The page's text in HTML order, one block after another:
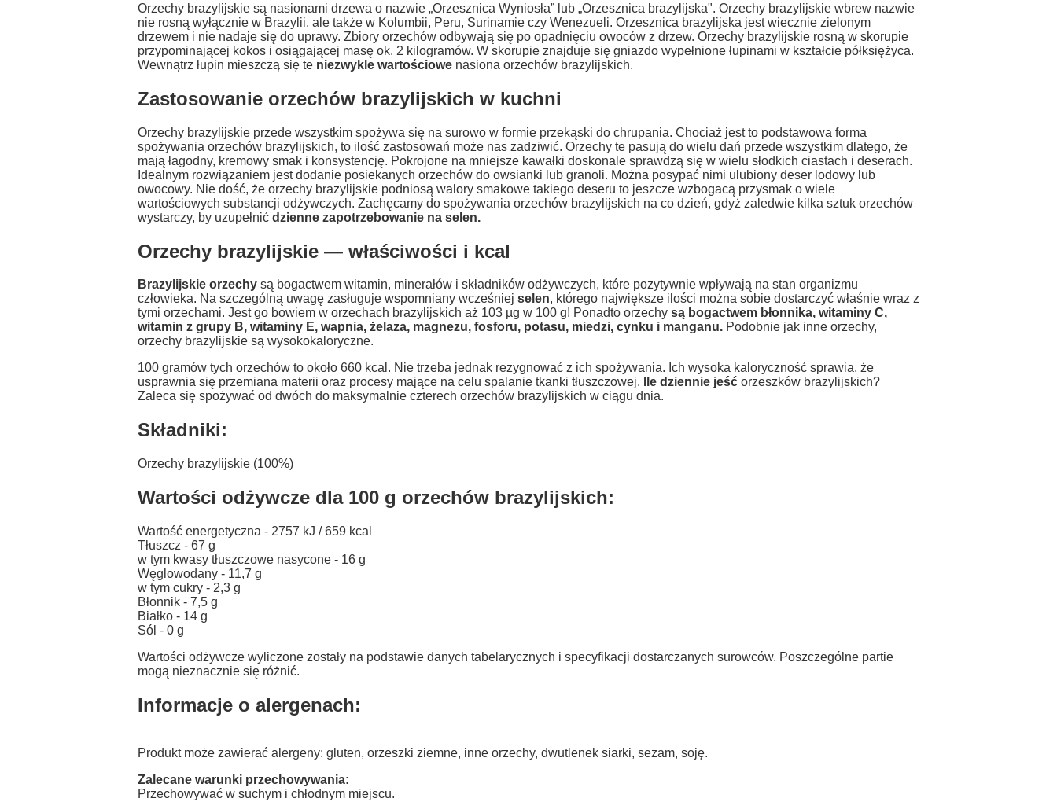
Orzechy brazylijskie są nasionami drzewa o nazwie „Orzesznica Wyniosła” lub „Orzesznica brazylijska". Orzechy brazylijskie wbrew nazwie
nie rosną wyłącznie w Brazylii, ale także w Kolumbii, Peru, Surinamie czy Wenezueli. Orzesznica brazylijska jest wiecznie zielonym
drzewem i nie nadaje się do uprawy. Zbiory orzechów odbywają się po opadnięciu owoców z drzew. Orzechy brazylijskie rosną w skorupie
przypominającej kokos i osiągającej masę ok. 2 kilogramów. W skorupie znajduje się gniazdo wypełnione łupinami w kształcie półksiężyca.
Wewnątrz łupin mieszczą się te niezwykle wartościowenasiona orzechów brazylijskich.
Zastosowanie orzechów brazylijskich w kuchni
Orzechy brazylijskie przede wszystkim spożywa się na surowo w formie przekąski do chrupania. Chociaż jest to podstawowa forma
spożywania orzechów brazylijskich, to ilość zastosowań może nas zadziwić. Orzechy te pasują do wielu dań przede wszystkim dlatego, że
mają łagodny, kremowy smak i konsystencję. Pokrojone na mniejsze kawałki doskonale sprawdzą się w wielu słodkich ciastach i deserach.
Idealnym rozwiązaniem jest dodanie posiekanych orzechów do owsianki lub granoli. Można posypać nimi ulubiony deser lodowy lub
owocowy. Nie dość, że orzechy brazylijskie podniosą walory smakowe takiego deseru to jeszcze wzbogacą przysmak o wiele
wartościowych substancji odżywczych. Zachęcamy do spożywania orzechów brazylijskich na co dzień, gdyż zaledwie kilka sztuk orzechów
wystarczy, by uzupełnić dzienne zapotrzebowanie na selen.
Orzechy brazylijskie — właściwości i kcal
Brazylijskie orzechysą bogactwem witamin, minerałów i składników odżywczych, które pozytywnie wpływają na stan organizmu
człowieka. Na szczególną uwagę zasługuje wspomniany wcześniej selen, którego największe ilości można sobie dostarczyć właśnie wraz z
tymi orzechami. Jest go bowiem w orzechach brazylijskich aż 103 µg w 100 g! Ponadto orzechy są bogactwem błonnika, witaminy C,
witamin z grupy B, witaminy E, wapnia, żelaza, magnezu, fosforu, potasu, miedzi, cynku i manganu.Podobnie jak inne orzechy,
orzechy brazylijskie są wysokokaloryczne.
100 gramów tych orzechów to około 660 kcal. Nie trzeba jednak rezygnować z ich spożywania. Ich wysoka kaloryczność sprawia, że
usprawnia się przemiana materii oraz procesy mające na celu spalanie tkanki tłuszczowej. Ile dziennie jeśćorzeszków brazylijskich?
Zaleca się spożywać od dwóch do maksymalnie czterech orzechów brazylijskich w ciągu dnia.
Składniki:
Orzechy brazylijskie (100%)
Wartości odżywcze dla 100 g orzechów brazylijskich:
Wartość energetyczna - 2757 kJ / 659 kcal
Tłuszcz - 67 g
w tym kwasy tłuszczowe nasycone - 16 g
Węglowodany - 11,7 g
w tym cukry - 2,3 g
Błonnik - 7,5 g
Białko - 14 g
Sól - 0 g
Wartości odżywcze wyliczone zostały na podstawie danych tabelarycznych i specyfikacji dostarczanych surowców. Poszczególne partie
mogą nieznacznie się różnić.
Informacje o alergenach:
Produkt może zawierać alergeny: gluten, orzeszki ziemne, inne orzechy, dwutlenek siarki, sezam, soję.
Zalecane warunki przechowywania:
Przechowywać w suchym i chłodnym miejscu.